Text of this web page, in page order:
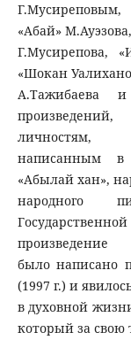
«Абай»
Г.Мусирепова,
«Шокан
А.Тажибаева
личностям,
написанным в
«Абылай хан»,
народного
произведение
было написано
(1997 г.) и
в духовной
который за свою